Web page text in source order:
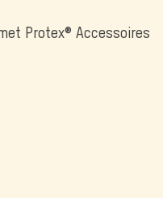
Protex® Accessoires